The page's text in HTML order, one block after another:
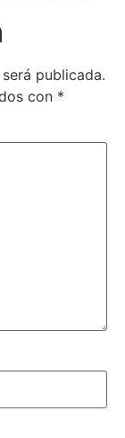
publicada.
con *